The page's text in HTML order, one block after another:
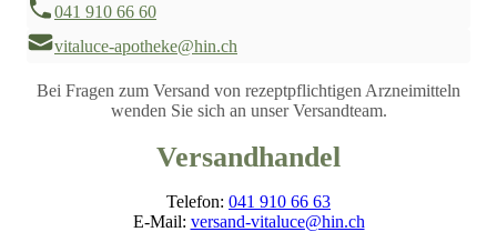
041 910 66 60
vitaluce-apotheke@hin.ch
Bei Fragen zum Versand von rezeptpflichtigen Arzneimitteln
wenden Sie sich an unser Versandteam.
Versandhandel
Telefon: 041 910 66 63
E-Mail: versand-vitaluce@hin.ch